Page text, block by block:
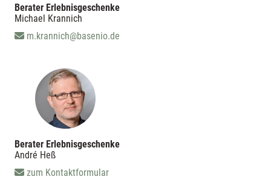
Berater Erlebnisgeschenke
Michael Krannich
m.krannich@basenio.de
Berater Erlebnisgeschenke
André Heß
zum Kontaktformular